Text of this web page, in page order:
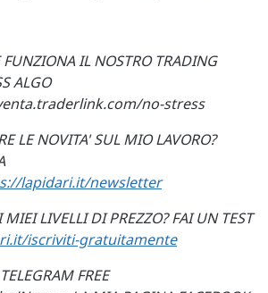
IL NOSTRO TRADING
ALGO
no-stress
LE NOVITA' SUL MIO LAVORO?
lapidari.it/newsletter
LIVELLI DI PREZZO? FAI UN TEST
iscriviti-gratuitamente
FREE